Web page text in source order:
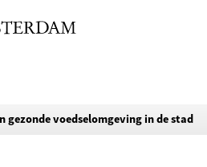
voedselomgeving in de stad